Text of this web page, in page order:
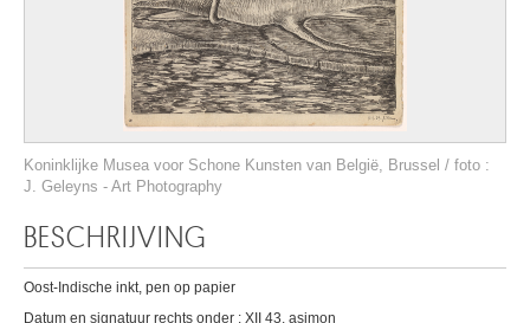
Koninklijke Musea voor Schone Kunsten van België, Brussel / foto :
J. Geleyns - Art Photography
BESCHRIJVING
Oost-Indische inkt, pen op papier
Datum en signatuur rechts onder : XII 43. asimon